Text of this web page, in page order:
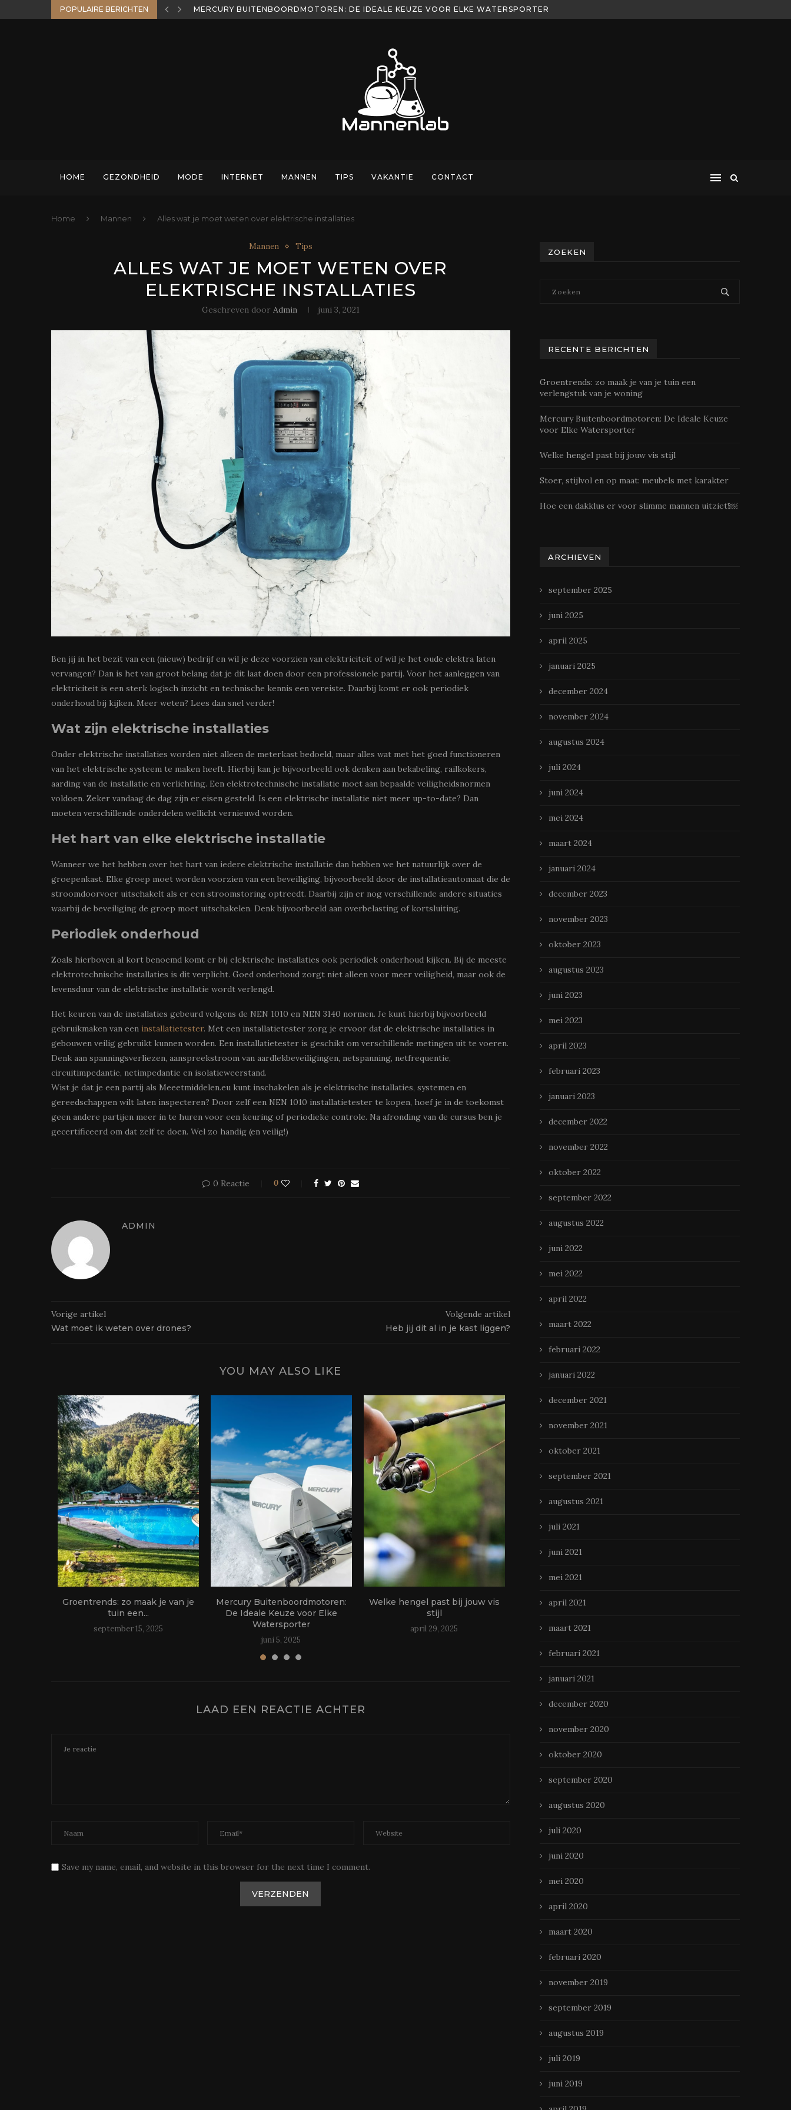
POPULAIRE BERICHTEN MERCURY BUITENBOORDMOTOREN: DE IDEALE KEUZE VOOR ELKE WATERSPORTER
HOME GEZONDHEID MODE INTERNET MANNEN TIPS VAKANTIE CONTACT
Home Mannen Alles wat je moet weten over elektrische installaties
Mannen Tips
ALLES WAT JE MOET WETEN OVER
ELEKTRISCHE INSTALLATIES
Geschreven door Admin juni 3, 2021
Ben jij in het bezit van een (nieuw) bedrijf en wil je deze voorzien van elektriciteit of wil je het oude elektra laten
vervangen? Dan is het van groot belang dat je dit laat doen door een professionele partij. Voor het aanleggen van
elektriciteit is een sterk logisch inzicht en technische kennis een vereiste. Daarbij komt er ook periodiek
onderhoud bij kijken. Meer weten? Lees dan snel verder!
Wat zijn elektrische installaties
Onder elektrische installaties worden niet alleen de meterkast bedoeld, maar alles wat met het goed functioneren
van het elektrische systeem te maken heeft. Hierbij kan je bijvoorbeeld ook denken aan bekabeling, railkokers,
aarding van de installatie en verlichting. Een elektrotechnische installatie moet aan bepaalde veiligheidsnormen
voldoen. Zeker vandaag de dag zijn er eisen gesteld. Is een elektrische installatie niet meer up-to-date? Dan
moeten verschillende onderdelen wellicht vernieuwd worden.
Het hart van elke elektrische installatie
Wanneer we het hebben over het hart van iedere elektrische installatie dan hebben we het natuurlijk over de
groepenkast. Elke groep moet worden voorzien van een beveiliging, bijvoorbeeld door de installatieautomaat die de
stroomdoorvoer uitschakelt als er een stroomstoring optreedt. Daarbij zijn er nog verschillende andere situaties
waarbij de beveiliging de groep moet uitschakelen. Denk bijvoorbeeld aan overbelasting of kortsluiting.
Periodiek onderhoud
Zoals hierboven al kort benoemd komt er bij elektrische installaties ook periodiek onderhoud kijken. Bij de meeste
elektrotechnische installaties is dit verplicht. Goed onderhoud zorgt niet alleen voor meer veiligheid, maar ook de
levensduur van de elektrische installatie wordt verlengd.
Het keuren van de installaties gebeurd volgens de NEN 1010 en NEN 3140 normen. Je kunt hierbij bijvoorbeeld
gebruikmaken van een installatietester. Met een installatietester zorg je ervoor dat de elektrische installaties in
gebouwen veilig gebruikt kunnen worden. Een installatietester is geschikt om verschillende metingen uit te voeren.
Denk aan spanningsverliezen, aanspreekstroom van aardlekbeveiligingen, netspanning, netfrequentie,
circuitimpedantie, netimpedantie en isolatieweerstand.
Wist je dat je een partij als Meeetmiddelen.eu kunt inschakelen als je elektrische installaties, systemen en
gereedschappen wilt laten inspecteren? Door zelf een NEN 1010 installatietester te kopen, hoef je in de toekomst
geen andere partijen meer in te huren voor een keuring of periodieke controle. Na afronding van de cursus ben je
gecertificeerd om dat zelf te doen. Wel zo handig (en veilig!)
0 Reactie 0
ADMIN
Vorige artikel
Wat moet ik weten over drones?
Volgende artikel
Heb jij dit al in je kast liggen?
YOU MAY ALSO LIKE
Groentrends: zo maak je van je
tuin een...
september 15, 2025
Mercury Buitenboordmotoren:
De Ideale Keuze voor Elke
Watersporter
juni 5, 2025
Welke hengel past bij jouw vis
stijl
april 29, 2025
Stoer, stijlvol en op maat:
april 18, 2025
LAAD EEN REACTIE ACHTER
Save my name, email, and website in this browser for the next time I comment.
ZOEKEN
RECENTE BERICHTEN
Groentrends: zo maak je van je tuin een
verlengstuk van je woning
Mercury Buitenboordmotoren: De Ideale Keuze
voor Elke Watersporter
Welke hengel past bij jouw vis stijl
Stoer, stijlvol en op maat: meubels met karakter
Hoe een dakklus er voor slimme mannen uitziet!￼
ARCHIEVEN
september 2025
juni 2025
april 2025
januari 2025
december 2024
november 2024
augustus 2024
juli 2024
juni 2024
mei 2024
maart 2024
januari 2024
december 2023
november 2023
oktober 2023
augustus 2023
juni 2023
mei 2023
april 2023
februari 2023
januari 2023
december 2022
november 2022
oktober 2022
september 2022
augustus 2022
juni 2022
mei 2022
april 2022
maart 2022
februari 2022
januari 2022
december 2021
november 2021
oktober 2021
september 2021
augustus 2021
juli 2021
juni 2021
mei 2021
april 2021
maart 2021
februari 2021
januari 2021
december 2020
november 2020
oktober 2020
september 2020
augustus 2020
juli 2020
juni 2020
mei 2020
april 2020
maart 2020
februari 2020
november 2019
september 2019
augustus 2019
juli 2019
juni 2019